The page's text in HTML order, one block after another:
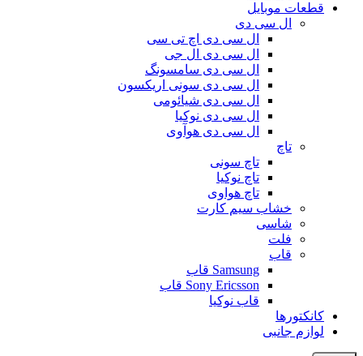
قطعات موبایل
ال سی دی
ال سی دی اچ تی سی
ال سی دی ال جی
ال سی دی سامسونگ
ال سی دی سونی اریکسون
ال سی دی شیائومی
ال سی دی نوکیا
ال سی دی هوآوی
تاچ
تاچ سونی
تاچ نوکیا
تاچ هواوی
خشاب سیم کارت
شاسی
فلت
قاب
Samsung قاب
Sony Ericsson قاب
قاب نوکیا
کانکتورها
لوازم جانبی